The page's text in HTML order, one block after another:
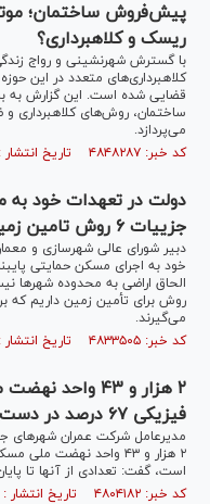
پیش‌فروش ساختمان؛
ریسک و کلاهبرداری؟
با گسترش شهرنشینی و رواج
کلاهبرداری‌های متعدد در این
قضایی شده است. این گزارش به
ساختمان، روش‌های کلاهبرداری
می‌پردازد.
کد خبر: ۴۸۴۸۲۸۷ تاریخ انتشار : ۱۴۰۴/۰۵/۰۶
دولت در تعهدات خود به
جزییات ۶ روش تامین زمین برای اجرای طرح‌های مسکن
دبیر شورای عالی شهرسازی و
خود به اجرای مسکن حمایتی
روش برای تأمین زمین داریم که
می‌گیرند.
کد خبر: ۴۸۳۳۵۰۵ تاریخ انتشار : ۱۴۰۴/۰۲/۱۱
۲ هزار و ۴۳
فیزیکی ۶۷ درصد در دست اقدام است
مدیرعامل شرکت عمران شهر‌های
است، گفت: تعدادی از آنها تا
کد خبر: ۴۸۰۴۱۸۲ تاریخ انتشار : ۱۴۰۳/۰۸/۲۵